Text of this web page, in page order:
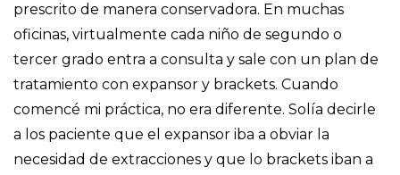
prescrito de manera conservadora. En muchas
oficinas, virtualmente cada niño de segundo o
tercer grado entra a consulta y sale con un plan de
tratamiento con expansor y brackets. Cuando
comencé mi práctica, no era diferente. Solía decirle
a los paciente que el expansor iba a obviar la
necesidad de extracciones y que lo brackets iban a